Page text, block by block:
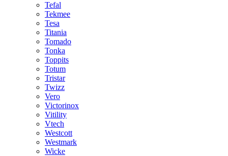
Tefal
Tekmee
Tesa
Titania
Tomado
Tonka
Toppits
Totum
Tristar
Twizz
Vero
Victorinox
Vitility
Vtech
Westcott
Westmark
Wicke